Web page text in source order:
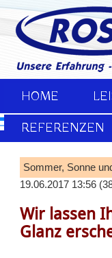
HOME
REFERENZEN
Sommer, Sonne
19.06.2017 13:56 (
Wir lassen
Glanz